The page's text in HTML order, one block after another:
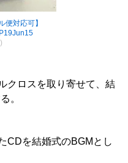
対応可】
クロスを取り寄せて、結
。
CDを結婚式のBGMとし